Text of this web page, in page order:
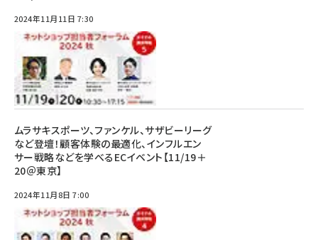
2024年11月11日 7:30
ムラサキスポーツ、ファンケル、サザビーリーグ
など登壇！顧客体験の最適化、インフルエン
サー戦略などを学べるECイベント【11/19＋
20＠東京】
2024年11月8日 7:00